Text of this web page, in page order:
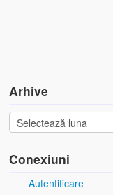
Arhive
Conexiuni
Autentificare